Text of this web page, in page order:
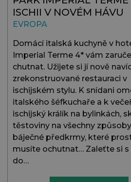
ISCHII V NOVÉM HÁVU
EVROPA
Domácí italská kuchyně v
Imperial Terme 4* vám
chutnat. Užijete si jí nově
zrekonstruované restauraci v
ischijském stylu. K snídani
italského šéfkuchaře a k
ischijský králík na bylinkách,
těstoviny na všechny
báječné předkrmy, které
musíte ochutnat… Zaleťte si s
do…